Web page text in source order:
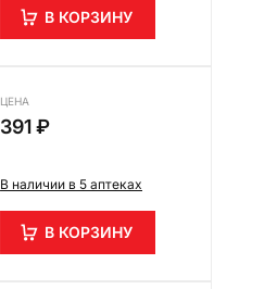
В КОРЗИНУ
ЦЕНА
391 ₽
В наличии в 5 аптеках
В КОРЗИНУ